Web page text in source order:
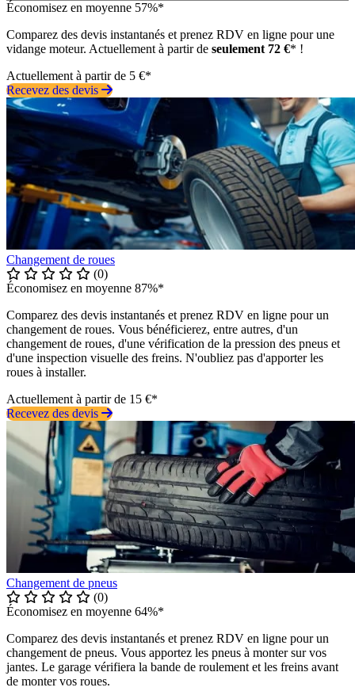
Économisez en moyenne 57%*
Comparez des devis instantanés et prenez RDV en ligne pour une
vidange moteur. Actuellement à partir de seulement 72 €* !
Actuellement à partir de 5 €*
Recevez des devis
Changement de roues
(0)
Économisez en moyenne 87%*
Comparez des devis instantanés et prenez RDV en ligne pour un
changement de roues. Vous bénéficierez, entre autres, d'un
changement de roues, d'une vérification de la pression des pneus et
d'une inspection visuelle des freins. N'oubliez pas d'apporter les
roues à installer.
Actuellement à partir de 15 €*
Recevez des devis
Changement de pneus
(0)
Économisez en moyenne 64%*
Comparez des devis instantanés et prenez RDV en ligne pour un
changement de pneus. Vous apportez les pneus à monter sur vos
jantes. Le garage vérifiera la bande de roulement et les freins avant
de monter vos roues.